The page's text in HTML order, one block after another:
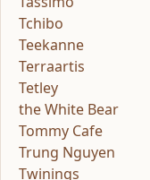
Tchibo
Teekanne
Terraartis
Tetley
the White Bear
Tommy Cafe
Trung Nguyen
Twinings